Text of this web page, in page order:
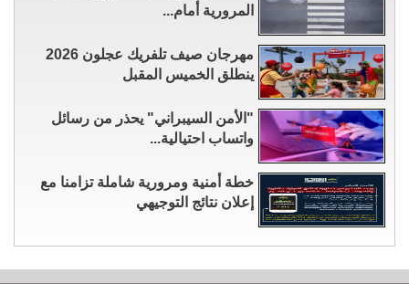
المرورية أمام...
مهرجان صيف تلفريك عجلون 2026
ينطلق الخميس المقبل
"الأمن السيبراني" يحذر من رسائل
واتساب احتيالية...
خطة أمنية ومرورية شاملة تزامنا مع
إعلان نتائج التوجيهي